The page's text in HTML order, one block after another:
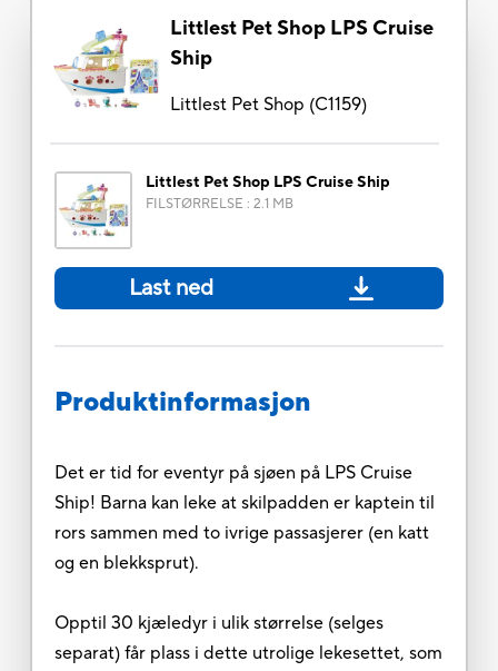
Littlest Pet Shop LPS Cruise
Ship
Littlest Pet Shop (C1159)
Littlest Pet Shop LPS Cruise Ship
FILSTØRRELSE : 2.1 MB
Last ned
Produktinformasjon
Det er tid for eventyr på sjøen på LPS Cruise
Ship! Barna kan leke at skilpadden er kaptein til
rors sammen med to ivrige passasjerer (en katt
og en blekksprut).
Opptil 30 kjæledyr i ulik størrelse (selges
separat) får plass i dette utrolige lekesettet, som